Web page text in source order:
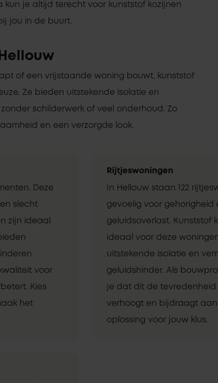
kun je altijd terecht voor kunststof kozijnen
jou in de buurt.
of een vrijstaande woning bouwt, kunststof
Ze bieden uitstekende isolatie en
schilderwerk of veel onderhoud. Zo
en een verzorgde look.
Deze
slecht
zijn ideaal
voor
Kies
het
Rijtjeswoningen
In Hellouw staan 122
gevoelig voor gehorigheid
geluidsoverlast. Kunststof
ideaal voor deze
uitstekende isolatie en
geluidshinder. Als
je dat dit de
verhoogt en bijdraagt
oplossing voor jouw klus.